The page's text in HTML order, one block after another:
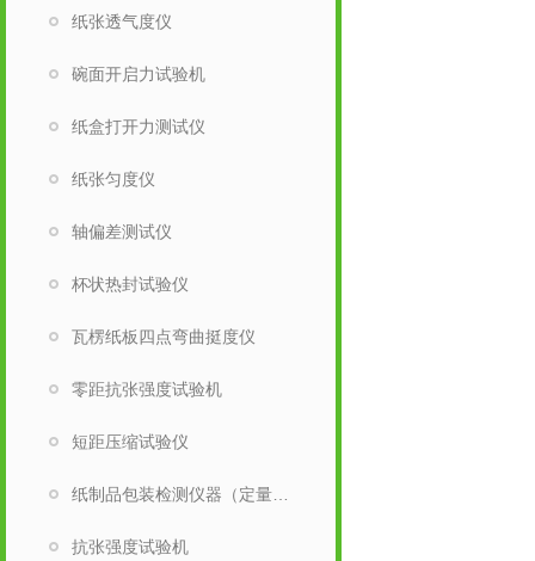
纸张透气度仪
碗面开启力试验机
纸盒打开力测试仪
纸张匀度仪
轴偏差测试仪
杯状热封试验仪
瓦楞纸板四点弯曲挺度仪
零距抗张强度试验机
短距压缩试验仪
抗张强度试验机